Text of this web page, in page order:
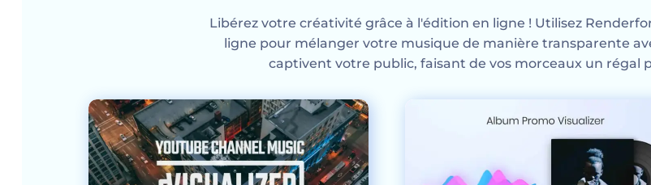
Libérez votre créativité grâce à l'édition en ligne ! Utilisez
ligne pour mélanger votre musique de manière transparente
captivent votre public, faisant de vos morceaux un régal